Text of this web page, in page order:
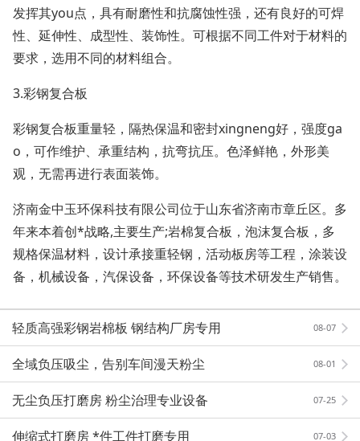
发挥其you点，具有耐磨性和抗腐蚀性强，还有良好的可焊
性、延伸性、成型性、装饰性。可根据不同工件对于材料的
要求，选用不同的材料组合。
3.彩钢复合板
彩钢复合板重量轻，隔热保温和密封xingneng好，强度ga
o，可作维护、承重结构，抗弯抗压。色泽鲜艳，外形美
观，无需再进行表面装饰。
济南金中玉环保科技有限公司位于山东省济南市章丘区。多
年来本着创*战略,主要生产;岩棉复合板，泡沫复合板，多
规格保温材料，设计承接重轻钢，活动板房等工程，涂装设
备，机械设备，汽保设备，环保设备等技术研发生产销售。
08-07
轻质高强彩钢岩棉板 钢结构厂房专用
08-01
全域负压吸尘，告别车间漫天粉尘
07-25
无尘负压打磨房 粉尘治理专业设备
07-03
伸缩式打磨房 *件工件打磨专用